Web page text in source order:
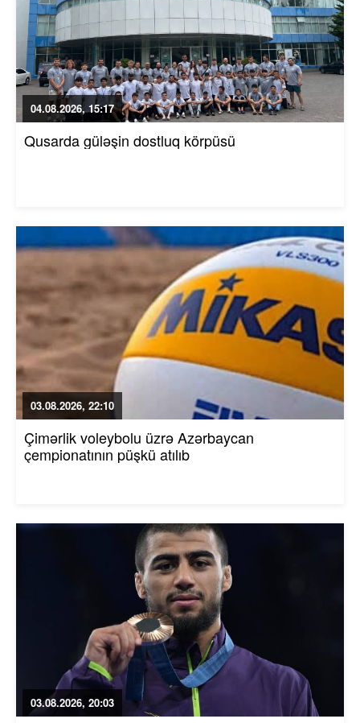
04.08.2026, 15:17
Qusarda güləşin dostluq körpüsü
03.08.2026, 22:10
Çimərlik voleybolu üzrə Azərbaycan
çempionatının püşkü atılıb
03.08.2026, 20:03